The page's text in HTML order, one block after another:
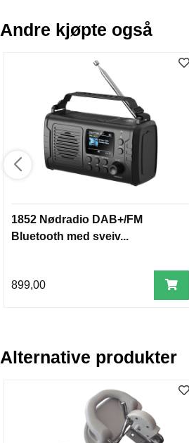
Andre kjøpte også
1852 Nødradio DAB+/FM
Bluetooth med sveiv...
899,00
Alternative produkter